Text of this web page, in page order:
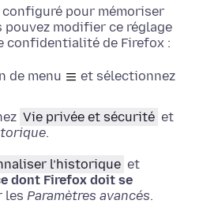
pour mémoriser
pouvez modifier ce réglage
confidentialité de Firefox :
de menu
et sélectionnez
Vie privée et sécurité et
.
l’historique et
dont Firefox doit se
les Paramètres avancés.